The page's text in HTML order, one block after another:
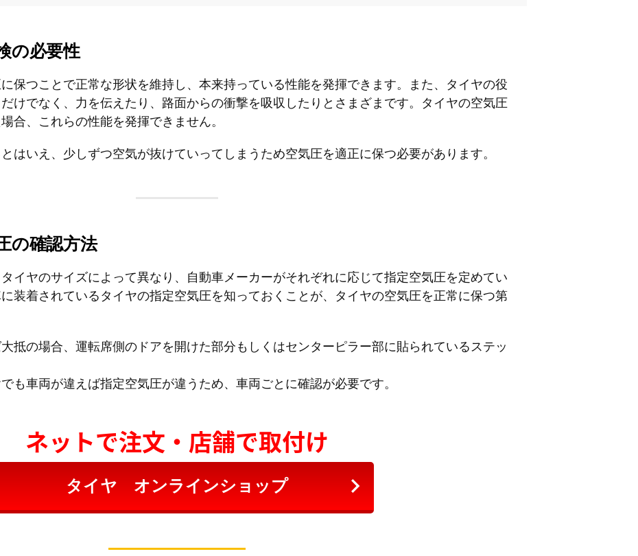
の必要性
保つことで正常な形状を維持し、本来持っている性能を発揮できます。また、タイヤの役
けでなく、力を伝えたり、路面からの衝撃を吸収したりとさまざまです。タイヤの空気圧
合、これらの性能を発揮できません。
はいえ、少しずつ空気が抜けていってしまうため空気圧を適正に保つ必要があります。
の確認方法
イヤのサイズによって異なり、自動車メーカーがそれぞれに応じて指定空気圧を定めてい
装着されているタイヤの指定空気圧を知っておくことが、タイヤの空気圧を正常に保つ第
抵の場合、運転席側のドアを開けた部分もしくはセンターピラー部に貼られているステッ
も車両が違えば指定空気圧が違うため、車両ごとに確認が必要です。
ネットで注文・店舗で取付け
タイヤ オンラインショップ